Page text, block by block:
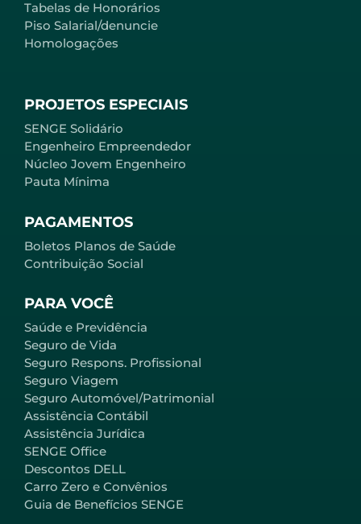
PARA VOCÊ
Saúde e Previdência
Seguro de Vida
Seguro Respons. Profissional
Seguro Viagem
Seguro Automóvel/Patrimonial
Assistência Contábil
Assistência Jurídica
SENGE Office
Descontos DELL
Carro Zero e Convênios
Guia de Benefícios SENGE
Tabelas de Honorários
Piso Salarial/denuncie
Homologações
PROJETOS ESPECIAIS
SENGE Solidário
Engenheiro Empreendedor
Núcleo Jovem Engenheiro
Pauta Mínima
PAGAMENTOS
Boletos Planos de Saúde
Contribuição Social